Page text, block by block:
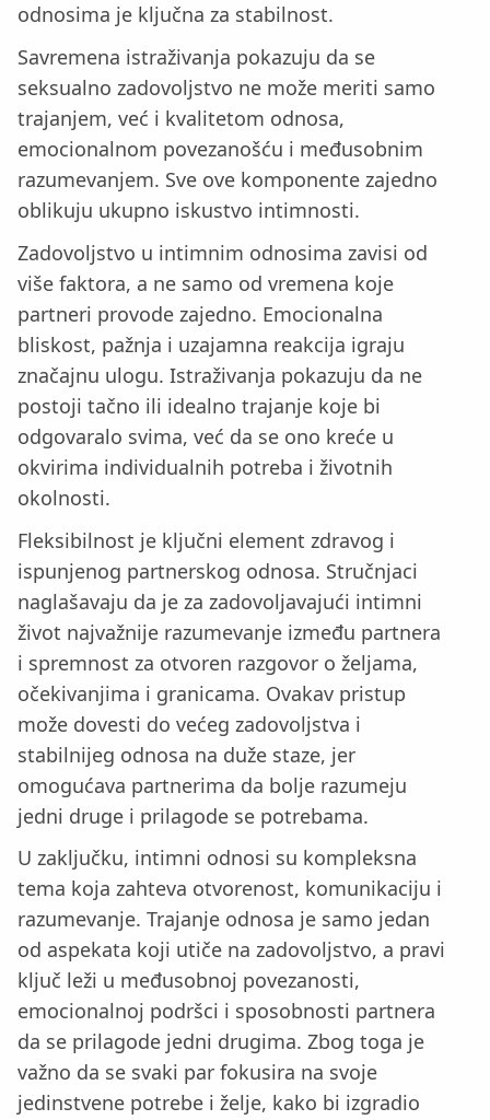
odnosima je ključna za stabilnost.
Savremena istraživanja pokazuju da se
seksualno zadovoljstvo ne može meriti samo
trajanjem, već i kvalitetom odnosa,
emocionalnom povezanošću i međusobnim
razumevanjem. Sve ove komponente zajedno
oblikuju ukupno iskustvo intimnosti.
Zadovoljstvo u intimnim odnosima zavisi od
više faktora, a ne samo od vremena koje
partneri provode zajedno. Emocionalna
bliskost, pažnja i uzajamna reakcija igraju
značajnu ulogu. Istraživanja pokazuju da ne
postoji tačno ili idealno trajanje koje bi
odgovaralo svima, već da se ono kreće u
okvirima individualnih potreba i životnih
okolnosti.
Fleksibilnost je ključni element zdravog i
ispunjenog partnerskog odnosa. Stručnjaci
naglašavaju da je za zadovoljavajući intimni
život najvažnije razumevanje između partnera
i spremnost za otvoren razgovor o željama,
očekivanjima i granicama. Ovakav pristup
može dovesti do većeg zadovoljstva i
stabilnijeg odnosa na duže staze, jer
omogućava partnerima da bolje razumeju
jedni druge i prilagode se potrebama.
U zaključku, intimni odnosi su kompleksna
tema koja zahteva otvorenost, komunikaciju i
razumevanje. Trajanje odnosa je samo jedan
od aspekata koji utiče na zadovoljstvo, a pravi
ključ leži u međusobnoj povezanosti,
emocionalnoj podršci i sposobnosti partnera
da se prilagode jedni drugima. Zbog toga je
važno da se svaki par fokusira na svoje
jedinstvene potrebe i želje, kako bi izgradio